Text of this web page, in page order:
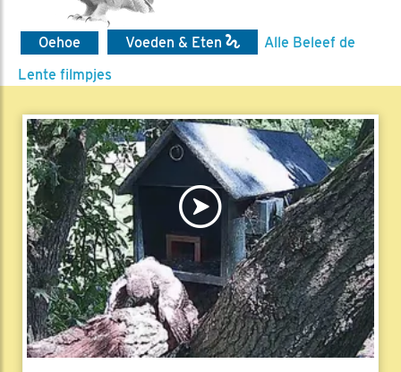
Oehoe Voeden & Eten
Alle Beleef de
Lente filmpjes